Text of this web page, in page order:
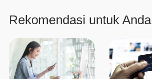
Rekomendasi untuk Anda